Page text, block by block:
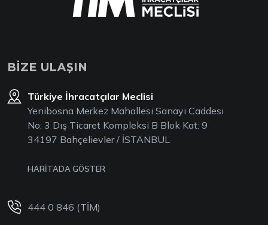
BİZE ULAŞIN
Türkiye İhracatçılar Meclisi
Yenibosna Merkez Mahallesi Sanayi Caddesi
No: 3 Dış Ticaret Kompleksi B Blok Kat: 9
34197 Bahçelievler / İSTANBUL
HARİTADA GÖSTER
444 0 846 (TİM)